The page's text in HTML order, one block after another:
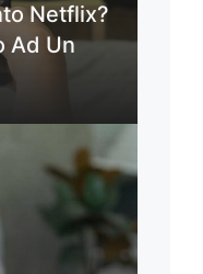
Netflix?
Ad Un